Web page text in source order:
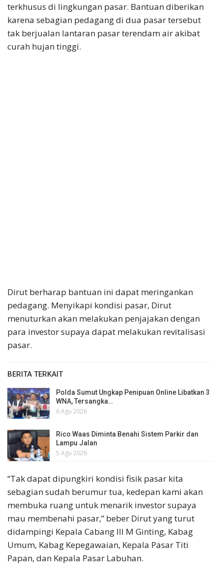
terkhusus di lingkungan pasar. Bantuan diberikan
karena sebagian pedagang di dua pasar tersebut
tak berjualan lantaran pasar terendam air akibat
curah hujan tinggi.
Dirut berharap bantuan ini dapat meringankan
pedagang. Menyikapi kondisi pasar, Dirut
menuturkan akan melakukan penjajakan dengan
para investor supaya dapat melakukan revitalisasi
pasar.
BERITA TERKAIT
Polda Sumut Ungkap Penipuan Online Libatkan 3
WNA, Tersangka…
6 Agu 2026
Rico Waas Diminta Benahi Sistem Parkir dan
Lampu Jalan
5 Agu 2026
“Tak dapat dipungkiri kondisi fisik pasar kita
sebagian sudah berumur tua, kedepan kami akan
membuka ruang untuk menarik investor supaya
mau membenahi pasar,” beber Dirut yang turut
didampingi Kepala Cabang III M Ginting, Kabag
Umum, Kabag Kepegawaian, Kepala Pasar Titi
Papan, dan Kepala Pasar Labuhan.